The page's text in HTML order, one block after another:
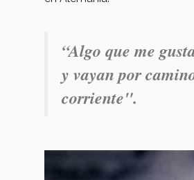
“Algo que me
y vayan por
corriente".